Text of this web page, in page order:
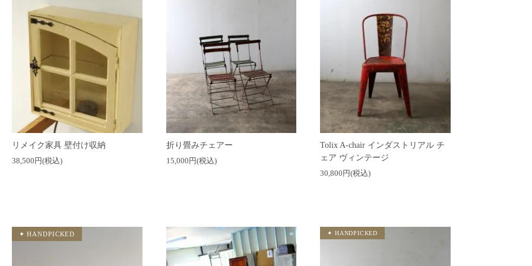
リメイク家具 壁付け収納
38,500円(税込)
折り畳みチェアー
15,000円(税込)
Tolix A-chair インダストリアル チ
ェア ヴィンテージ
30,800円(税込)